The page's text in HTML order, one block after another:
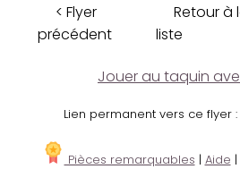
< Flyer
précédent
Retour à
liste
Jouer au taquin
Lien permanent vers ce flyer :
Pièces remarquables | Aide |